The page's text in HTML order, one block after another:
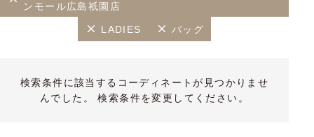
ンモール広島祇園店
LADIES バッグ
検索条件に該当するコーディネートが見つかりませ
んでした。 検索条件を変更してください。